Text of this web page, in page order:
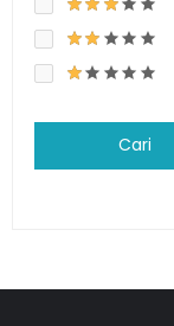
Cari